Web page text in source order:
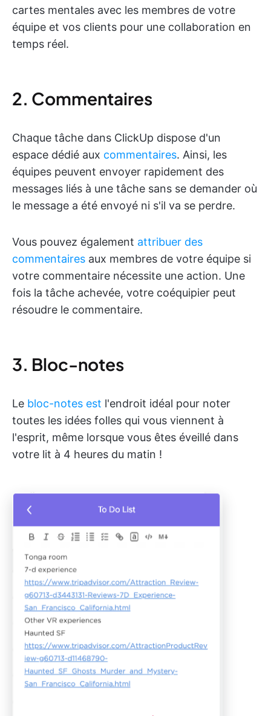
cartes mentales avec les membres de votre
équipe et vos clients pour une collaboration en
temps réel.
2. Commentaires
Chaque tâche dans ClickUp dispose d'un
espace dédié aux commentaires. Ainsi, les
équipes peuvent envoyer rapidement des
messages liés à une tâche sans se demander où
le message a été envoyé ni s'il va se perdre.
Vous pouvez également attribuer des
commentaires aux membres de votre équipe si
votre commentaire nécessite une action. Une
fois la tâche achevée, votre coéquipier peut
résoudre le commentaire.
3. Bloc-notes
Le bloc-notes est l'endroit idéal pour noter
toutes les idées folles qui vous viennent à
l'esprit, même lorsque vous êtes éveillé dans
votre lit à 4 heures du matin !